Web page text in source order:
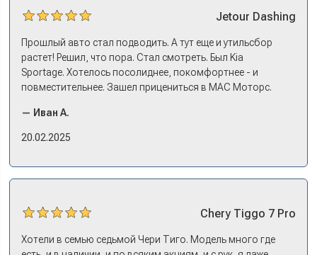
Jetour Dashing
Прошлый авто стал подводить. А тут еще и утильсбор
растет! Решил, что пора. Стал смотреть. Был Kia
Sportage. Хотелось посолиднее, покомфортнее - и
повместительнее. Зашел прицениться в МАС Моторс.
и прям мое! Даже не скажешь, что «китаец». Прям не
вылезая из него и порешали. Спортэйдж в трейд-ин
— Иван А.
20.02.2025
Chery Tiggo 7 Pro
Хотели в семью седьмой Чери Тиго. Модель много где